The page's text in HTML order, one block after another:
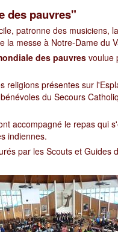
des pauvres"
patronne des musiciens,
la messe à Notre-Dame du
des pauvresvoulue
religions présentes sur
du Secours
accompagné le repas qui
indiennes.
par les Scouts et Guides